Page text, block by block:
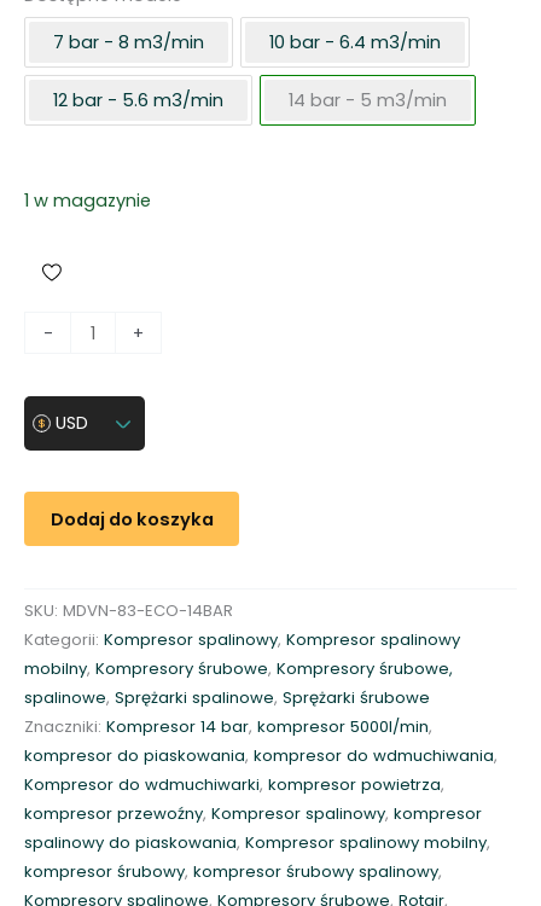
7 bar - 8 m3/min
10 bar - 6.4 m3/min
12 bar - 5.6 m3/min 14 bar - 5 m3/min
1 w magazynie
-
ć
p
a
r
k
a
m
o
b
i
l
n
+
USD
Dodaj do koszyka
SKU: MDVN-83-ECO-14BAR
Kategorii: Kompresor spalinowy, Kompresor spalinowy
mobilny, Kompresory śrubowe, Kompresory śrubowe,
spalinowe, Sprężarki spalinowe, Sprężarki śrubowe
Znaczniki: Kompresor 14 bar, kompresor 5000l/min,
kompresor do piaskowania, kompresor do wdmuchiwania,
Kompresor do wdmuchiwarki, kompresor powietrza,
kompresor przewoźny, Kompresor spalinowy, kompresor
spalinowy do piaskowania, Kompresor spalinowy mobilny,
kompresor śrubowy, kompresor śrubowy spalinowy,
Kompresory spalinowe, Kompresory śrubowe, Rotair,